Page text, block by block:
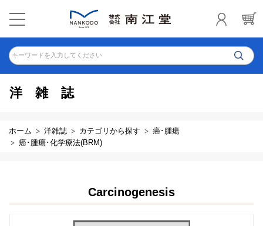
キーワードを入力してください
洋雑誌
ホーム 洋雑誌 カテゴリから探す
癌･腫瘍
癌･腫瘍･化学療法(BRM)
Carcinogenesis